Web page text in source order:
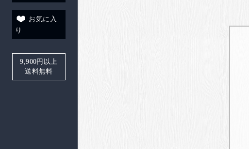
お気に入
り
9,900円以上
送料無料